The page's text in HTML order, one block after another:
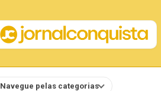
Navegue pelas categorias